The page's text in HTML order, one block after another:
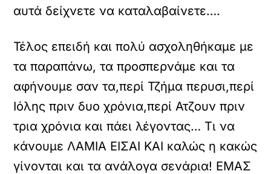
αυτά δείχνετε να καταλαβαίνετε….
Τέλος επειδή και πολύ ασχοληθήκαμε με
τα παραπάνω, τα προσπερνάμε και τα
αφήνουμε σαν τα,περί Τζήμα περυσι,περί
Ιόλης πριν δυο χρόνια,περί Ατζουν πριν
τρια χρόνια και πάει λέγοντας… Τι να
κάνουμε ΛΑΜΙΑ ΕΙΣΑΙ ΚΑΙ καλώς η κακώς
γίνονται και τα ανάλογα σενάρια! ΕΜΑΣ